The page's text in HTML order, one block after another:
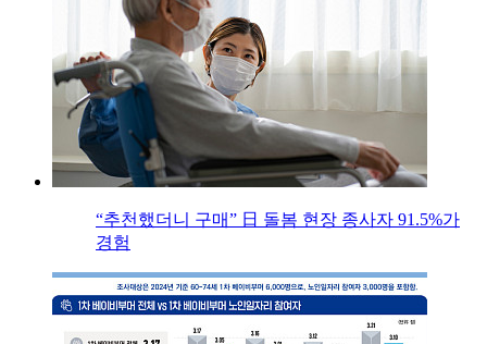
“추천했더니 구매” 日 돌봄 현장 종사자 91.5%가
경험